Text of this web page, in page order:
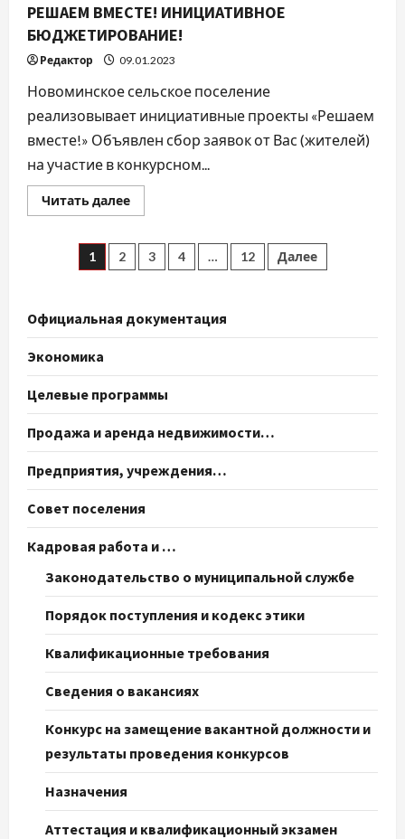
РЕШАЕМ ВМЕСТЕ! ИНИЦИАТИВНОЕ
БЮДЖЕТИРОВАНИЕ!
Редактор 09.01.2023
Новоминское сельское поселение
реализовывает инициативные проекты «Решаем
вместе!» Объявлен сбор заявок от Вас (жителей)
на участие в конкурсном...
Читать далееПрочитать
больше
ВМЕСТЕ!
ИНИЦИАТИВНОЕ
БЮДЖЕТИРОВАНИЕ!
Пагинация
1 2 3 4 … 12 Далее
Официальная документация
Экономика
Целевые программы
Продажа и аренда недвижимости…
Предприятия, учреждения…
Совет поселения
Кадровая работа и …
Законодательство о муниципальной службе
Порядок поступления и кодекс этики
Квалификационные требования
Сведения о вакансиях
Конкурс на замещение вакантной должности и
результаты проведения конкурсов
Назначения
Аттестация и квалификационный экзамен